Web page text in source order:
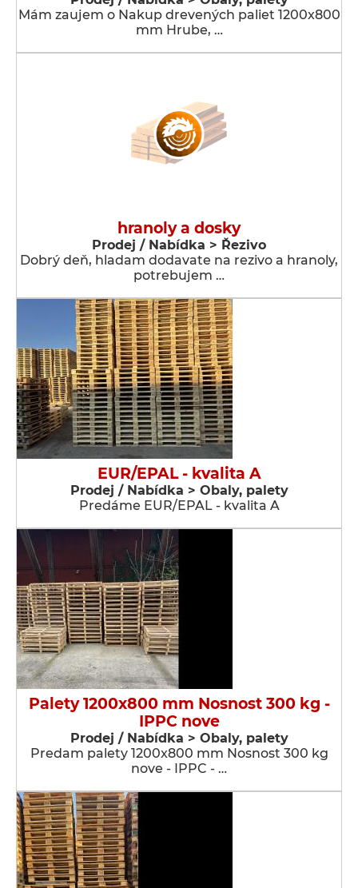
Mám zaujem o Nakup drevených paliet 1200x800
mm Hrube, …
hranoly a dosky
Prodej / Nabídka > Řezivo
Dobrý deň, hladam dodavate na rezivo a hranoly,
potrebujem …
EUR/EPAL - kvalita A
Prodej / Nabídka > Obaly, palety
Predáme EUR/EPAL - kvalita A
Palety 1200x800 mm Nosnost 300 kg -
IPPC nove
Prodej / Nabídka > Obaly, palety
Predam palety 1200x800 mm Nosnost 300 kg
nove - IPPC - …